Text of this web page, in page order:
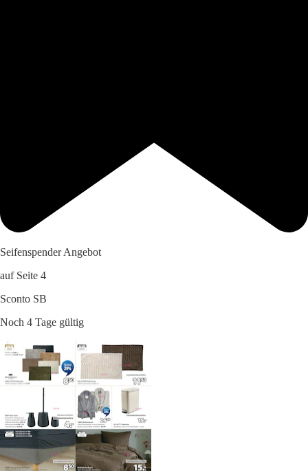
Seifenspender Angebot
auf Seite 4
Sconto SB
Noch 4 Tage gültig